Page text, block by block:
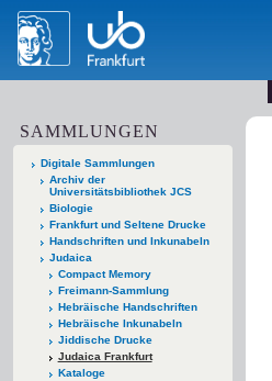
SAMMLUNGEN
Digitale Sammlungen
Archiv der
Universitätsbibliothek JCS
Biologie
Frankfurt und Seltene Drucke
Handschriften und Inkunabeln
Judaica
Compact Memory
Freimann-Sammlung
Hebräische Handschriften
Hebräische Inkunabeln
Jiddische Drucke
Judaica Frankfurt
Kataloge